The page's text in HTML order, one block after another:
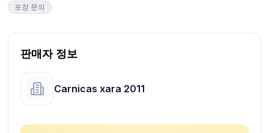
포장 문의
판매자 정보
Carnicas xara 2011